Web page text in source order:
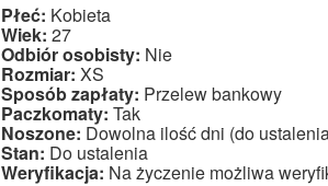
Płeć: Kobieta
Wiek: 27
Odbiór osobisty: Nie
Rozmiar: XS
Sposób zapłaty: Przelew bankowy
Paczkomaty: Tak
Noszone: Dowolna ilość dni (do
Stan: Do ustalenia
Weryfikacja: Na życzenie możliwa